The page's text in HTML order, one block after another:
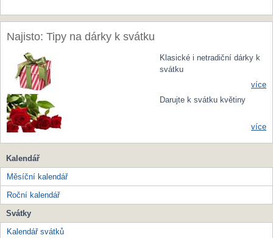
Najisto: Tipy na dárky k svátku
Klasické i netradiční dárky k
svátku
více
Darujte k svátku květiny
více
Kalendář
Měsíční kalendář
Roční kalendář
Svátky
Kalendář svátků